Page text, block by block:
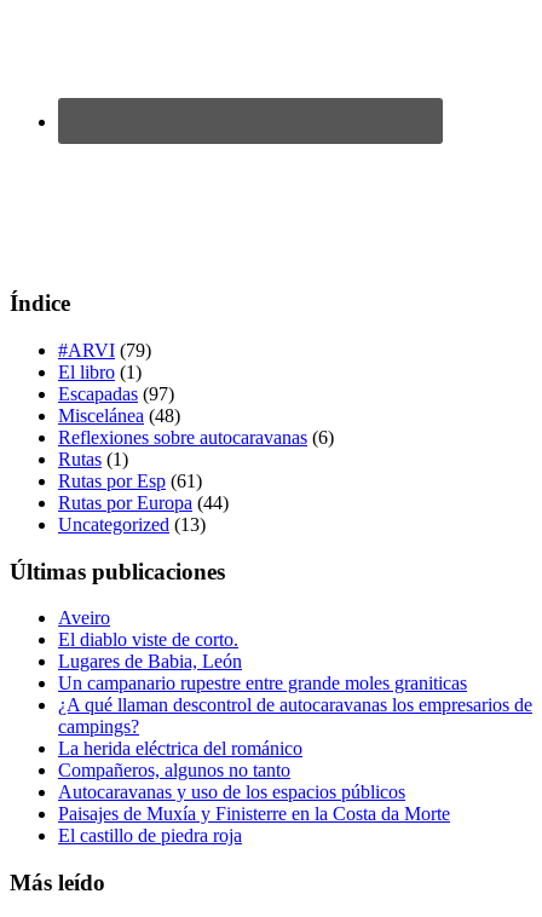
Índice
#ARVI (79)
El libro (1)
Escapadas (97)
Miscelánea (48)
Reflexiones sobre autocaravanas (6)
Rutas (1)
Rutas por Esp (61)
Rutas por Europa (44)
Uncategorized (13)
Últimas publicaciones
Aveiro
El diablo viste de corto.
Lugares de Babia, León
Un campanario rupestre entre grande moles graniticas
¿A qué llaman descontrol de autocaravanas los empresarios de
campings?
La herida eléctrica del románico
Compañeros, algunos no tanto
Autocaravanas y uso de los espacios públicos
Paisajes de Muxía y Finisterre en la Costa da Morte
El castillo de piedra roja
Más leído